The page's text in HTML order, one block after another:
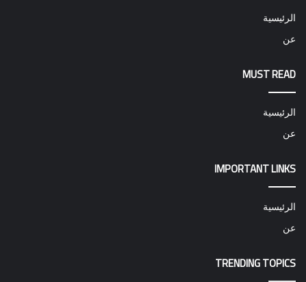
الرئيسية
عن
MUST READ
الرئيسية
عن
IMPORTANT LINKS
الرئيسية
عن
TRENDING TOPICS